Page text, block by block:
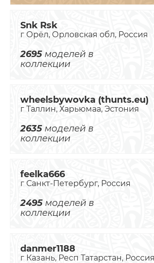
Snk Rsk
г Орёл, Орловская обл, Россия
2695 моделей в
коллекции
wheelsbywovka (thunts.eu)
г Таллин, Харьюмаа, Эстония
2635 моделей в
коллекции
feelka666
г Санкт-Петербург, Россия
2495 моделей в
коллекции
danmer1188
г Казань, Респ Татарстан, Россия